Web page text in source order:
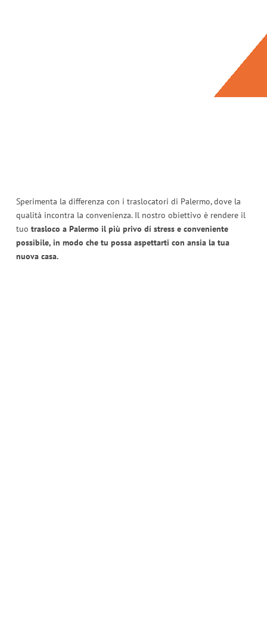
Sperimenta la differenza con i traslocatori di Palermo, dove la
qualità incontra la convenienza. Il nostro obiettivo è rendere il
tuo trasloco a Palermo il più privo di stress e conveniente
possibile, in modo che tu possa aspettarti con ansia la tua
nuova casa.